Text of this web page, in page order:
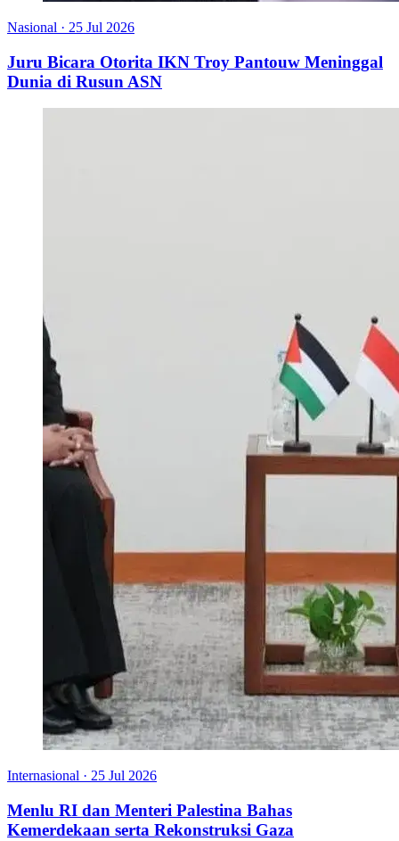
Nasional · 25 Jul 2026
Juru Bicara Otorita IKN Troy Pantouw Meninggal
Dunia di Rusun ASN
Internasional · 25 Jul 2026
Menlu RI dan Menteri Palestina Bahas
Kemerdekaan serta Rekonstruksi Gaza